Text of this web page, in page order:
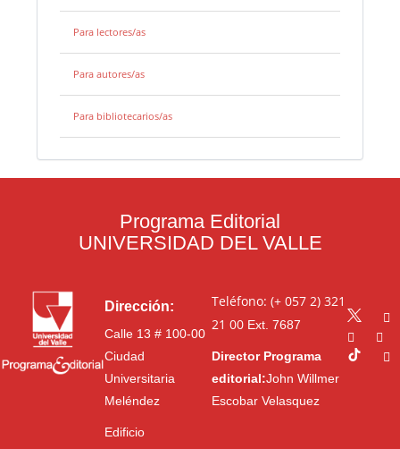
Para lectores/as
Para autores/as
Para bibliotecarios/as
Programa Editorial
UNIVERSIDAD DEL VALLE
Dirección:
Calle 13 # 100-00
Ciudad
Universitaria
Meléndez
Edificio
Teléfono: (+ 057 2) 321
21 00Ext. 7687
Director Programa
editorial:John Willmer
Escobar Velasquez